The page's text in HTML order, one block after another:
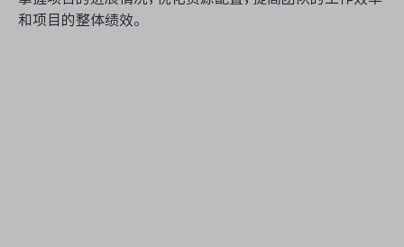
和项目的整体绩效。